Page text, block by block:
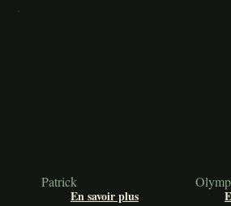
Patrick
En savoir plus